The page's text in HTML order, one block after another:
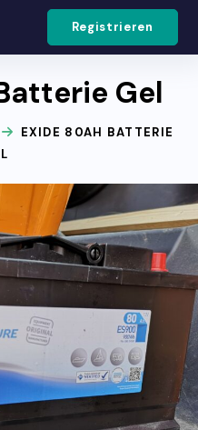
Registrieren
Gel
EXIDE 80AH BATTERIE